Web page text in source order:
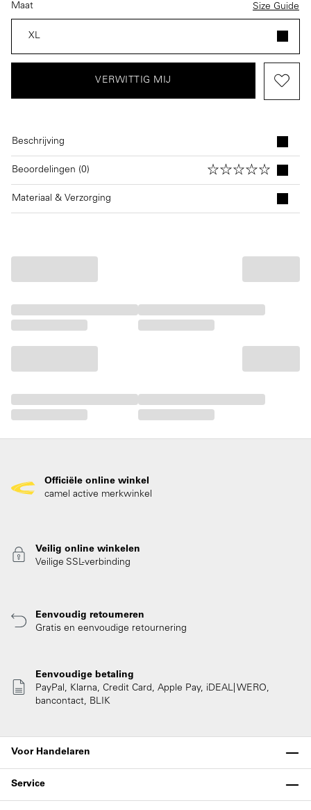
Maat Size Guide
XL
VERWITTIG MIJ
Beschrijving
Beoordelingen (0)
Materiaal & Verzorging
Officiële online winkel
camel active merkwinkel
Veilig online winkelen
Veilige SSL-verbinding
Eenvoudig retourneren
Gratis en eenvoudige retournering
Eenvoudige betaling
PayPal, Klarna, Credit Card, Apple Pay, iDEAL| WERO,
bancontact, BLIK
Voor Handelaren
Service